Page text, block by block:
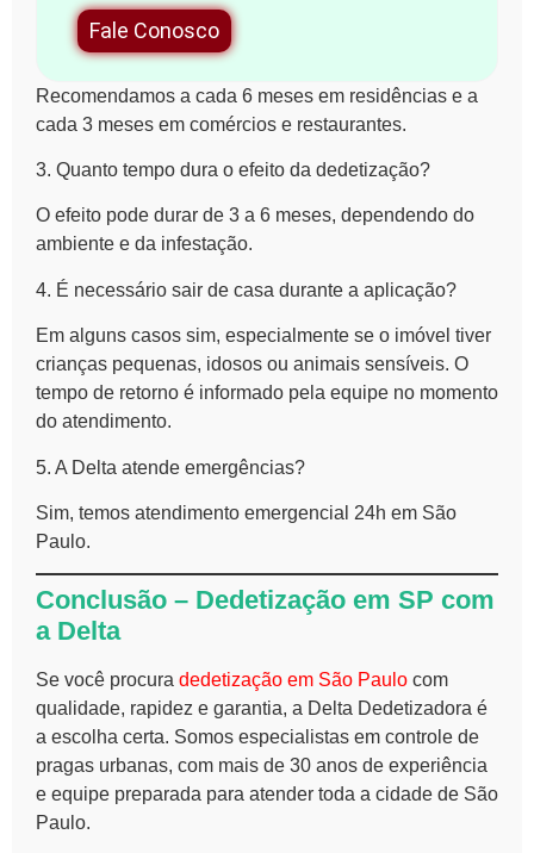
Fale Conosco
Recomendamos a cada 6 meses em residências e a
cada 3 meses em comércios e restaurantes.
3. Quanto tempo dura o efeito da dedetização?
O efeito pode durar de 3 a 6 meses, dependendo do
ambiente e da infestação.
4. É necessário sair de casa durante a aplicação?
Em alguns casos sim, especialmente se o imóvel tiver
crianças pequenas, idosos ou animais sensíveis. O
tempo de retorno é informado pela equipe no momento
do atendimento.
5. A Delta atende emergências?
Sim, temos atendimento emergencial 24h em São
Paulo.
Conclusão – Dedetização em SP com
a Delta
Se você procura dedetização em São Paulo com
qualidade, rapidez e garantia, a Delta Dedetizadora é
a escolha certa. Somos especialistas em controle de
pragas urbanas, com mais de 30 anos de experiência
e equipe preparada para atender toda a cidade de São
Paulo.